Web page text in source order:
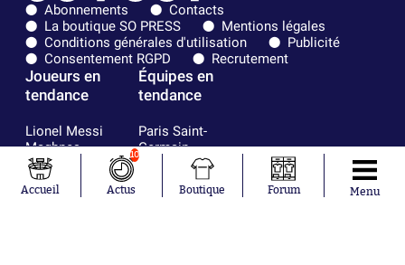
Abonnements
Contacts
La boutique SO PRESS
Mentions légales
Conditions générales d'utilisation
Publicité
Consentement RGPD
Recrutement
Joueurs en
tendance
Lionel Messi
Maghnes
Akliouche
Mohamed
Salah
Équipes en
tendance
Paris Saint-
Germain
Real Madrid
Olympique de
Marseille
Accueil
10
Actus Boutique Forum Menu